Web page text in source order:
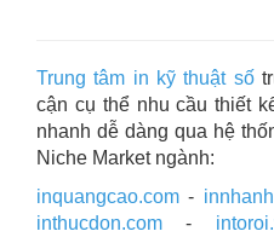
Trung tâm in kỹ thuật số
cận cụ thể nhu cầu thiết
nhanh dễ dàng qua hệ
Niche Market ngành:
inquangcao.com -
inthucdon.com -